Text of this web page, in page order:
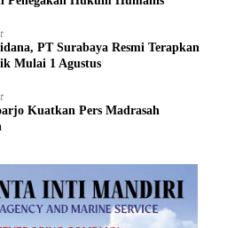
PT Surabaya Resmi Terapkan
Mulai 1 Agustus
Kuatkan Pers Madrasah